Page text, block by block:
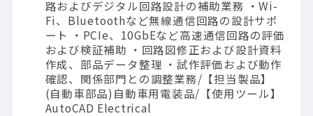
路およびデジタル回路設計の補助業務 ・Wi-
Fi、Bluetoothなど無線通信回路の設計サポ
ート ・PCIe、10GbEなど高速通信回路の評価
および検証補助 ・回路図修正および設計資料
作成、部品データ整理 ・試作評価および動作
確認、関係部門との調整業務/【担当製品】
(自動車部品)自動車用電装品/【使用ツール】
AutoCAD Electrical